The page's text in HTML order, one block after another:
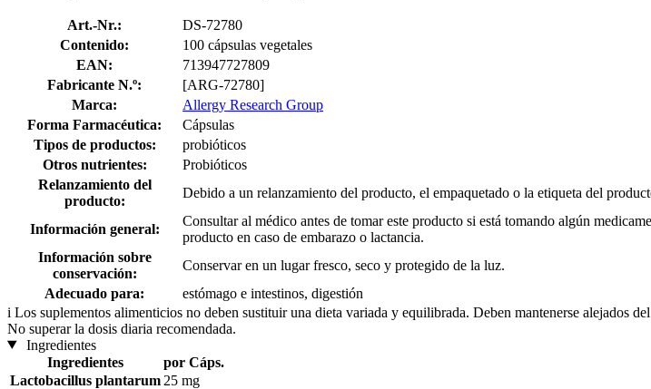
Art.-Nr.:
DS-72780
Contenido:
100 cápsulas vegetales
EAN:
713947727809
Fabricante N.º:
[ARG-72780]
Marca:
Allergy Research Group
Forma Farmacéutica:
Cápsulas
Tipos de productos:
probióticos
Otros nutrientes:
Probióticos
Relanzamiento del
producto:
Debido a un relanzamiento del producto, el empaquetado o la etiqueta del
Información general:
Consultar al médico antes de tomar este producto si está tomando algún
producto en caso de embarazo o lactancia.
Información sobre
conservación:
Conservar en un lugar fresco, seco y protegido de la luz.
Adecuado para:
estómago e intestinos, digestión
i Los suplementos alimenticios no deben sustituir una dieta variada y equilibrada. Deben mantenerse alejados
No superar la dosis diaria recomendada.
Ingredientes
Ingredientes
por Cáps.
Lactobacillus plantarum 25 mg